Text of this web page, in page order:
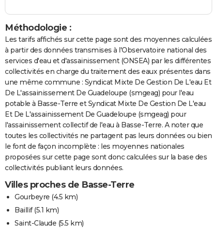
Méthodologie :
Les tarifs affichés sur cette page sont des moyennes calculées
à partir des données transmises à l'Observatoire national des
services d'eau et d'assainissement (ONSEA) par les différentes
collectivités en charge du traitement des eaux présentes dans
une même commune : Syndicat Mixte De Gestion De L'eau Et
De L'assainissement De Guadeloupe (smgeag) pour l'eau
potable à Basse-Terre et Syndicat Mixte De Gestion De L'eau
Et De L'assainissement De Guadeloupe (smgeag) pour
l'assainissement collectif de l'eau à Basse-Terre. A noter que
toutes les collectivités ne partagent pas leurs données ou bien
le font de façon incomplète : les moyennes nationales
proposées sur cette page sont donc calculées sur la base des
collectivités publiant leurs données.
Villes proches de Basse-Terre
Gourbeyre (4.5 km)
Baillif(5.1 km)
Saint-Claude (5.5 km)